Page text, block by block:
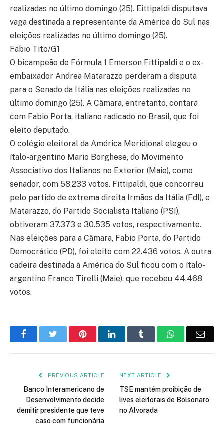
realizadas no último domingo (25). Eittipaldi disputava
vaga destinada a representante da América do Sul nas
eleições realizadas no último domingo (25).
Fábio Tito/G1
O bicampeão de Fórmula 1 Emerson Fittipaldi e o ex-
embaixador Andrea Matarazzo perderam a disputa
para o Senado da Itália nas eleições realizadas no
último domingo (25). A Câmara, entretanto, contará
com Fabio Porta, italiano radicado no Brasil, que foi
eleito deputado.
O colégio eleitoral da América Meridional elegeu o
ítalo-argentino Mario Borghese, do Movimento
Associativo dos Italianos no Exterior (Maie), como
senador, com 58.233 votos. Fittipaldi, que concorreu
pelo partido de extrema direita Irmãos da Itália (FdI), e
Matarazzo, do Partido Socialista Italiano (PSI),
obtiveram 37.373 e 30.535 votos, respectivamente.
Nas eleições para a Câmara, Fabio Porta, do Partido
Democrático (PD), foi eleito com 22.436 votos. A outra
cadeira destinada à América do Sul ficou com o ítalo-
argentino Franco Tirelli (Maie), que recebeu 44.468
votos.
FacebookTwitter PinterestLinkedIn Tumblr WhatsApp
PREVIOUS ARTICLE
Banco Interamericano de
Desenvolvimento decide
demitir presidente que teve
caso com funcionária
NEXT ARTICLE
TSE mantém proibição de
lives eleitorais de Bolsonaro
no Alvorada